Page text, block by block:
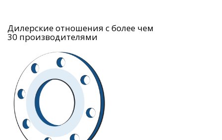
Дилерские отношения с более чем
30 производителями